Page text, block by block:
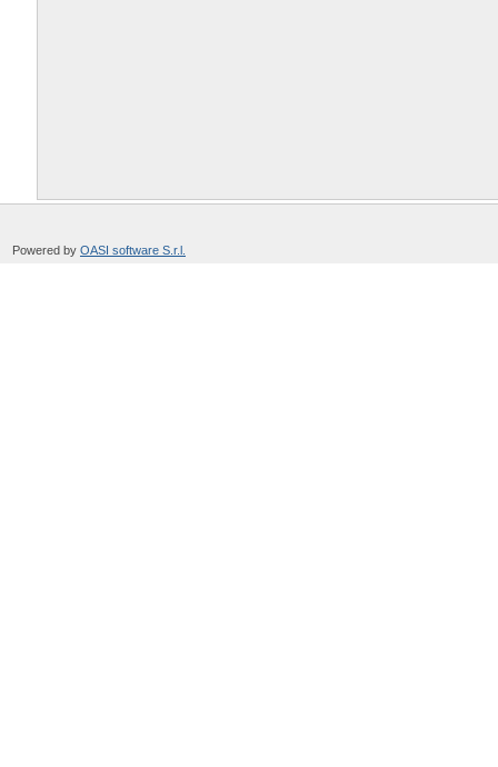
Powered by OASI software S.r.l.